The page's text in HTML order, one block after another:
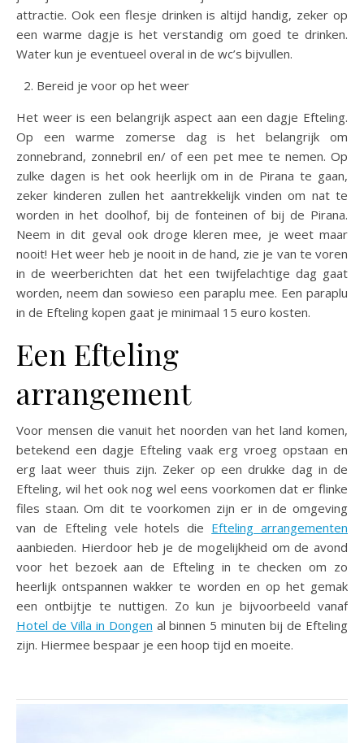
attractie. Ook een flesje drinken is altijd handig, zeker op
een warme dagje is het verstandig om goed te drinken.
Water kun je eventueel overal in de wc’s bijvullen.
Bereid je voor op het weer
Het weer is een belangrijk aspect aan een dagje Efteling.
Op een warme zomerse dag is het belangrijk om
zonnebrand, zonnebril en/ of een pet mee te nemen. Op
zulke dagen is het ook heerlijk om in de Pirana te gaan,
zeker kinderen zullen het aantrekkelijk vinden om nat te
worden in het doolhof, bij de fonteinen of bij de Pirana.
Neem in dit geval ook droge kleren mee, je weet maar
nooit! Het weer heb je nooit in de hand, zie je van te voren
in de weerberichten dat het een twijfelachtige dag gaat
worden, neem dan sowieso een paraplu mee. Een paraplu
in de Efteling kopen gaat je minimaal 15 euro kosten.
Een Efteling
arrangement
Voor mensen die vanuit het noorden van het land komen,
betekend een dagje Efteling vaak erg vroeg opstaan en
erg laat weer thuis zijn. Zeker op een drukke dag in de
Efteling, wil het ook nog wel eens voorkomen dat er flinke
files staan. Om dit te voorkomen zijn er in de omgeving
van de Efteling vele hotels die Efteling arrangementen
aanbieden. Hierdoor heb je de mogelijkheid om de avond
voor het bezoek aan de Efteling in te checken om zo
heerlijk ontspannen wakker te worden en op het gemak
een ontbijtje te nuttigen. Zo kun je bijvoorbeeld vanaf
Hotel de Villa in Dongen al binnen 5 minuten bij de Efteling
zijn. Hiermee bespaar je een hoop tijd en moeite.